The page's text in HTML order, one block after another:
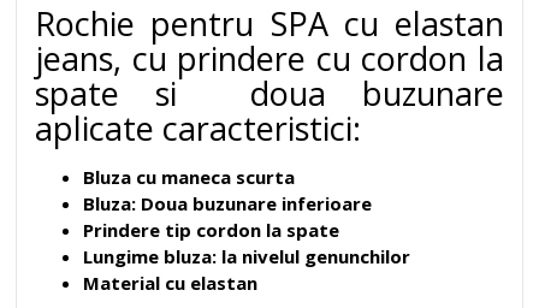
Rochie pentru SPA cu elastan
jeans, cu prindere cu cordon la
spate si doua buzunare
aplicate caracteristici:
Bluza cu maneca scurta
Bluza: Doua buzunare inferioare
Prindere tip cordon la spate
Lungime bluza: la nivelul genunchilor
Material cu elastan